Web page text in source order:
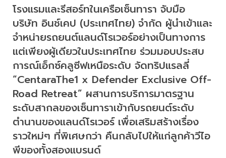
โรงแรมและรีสอร์ทในเครือเซ็นทารา จับมือ
บริษัท อินช์เคป (ประเทศไทย) จำกัด ผู้นำเข้าและ
จำหน่ายรถยนต์แลนด์โรเวอร์อย่างเป็นทางการ
แต่เพียงผู้เดียวในประเทศไทย ร่วมมอบประสบ
การณ์เอ็กซ์คลูซีฟเหนือระดับ จัดทริปแรลลี่
“CentaraThe1 x Defender Exclusive Off-
Road Retreat” ผสานการบริการมาตรฐาน
ระดับสากลของเซ็นทาราเข้ากับรถยนต์ระดับ
ตำนานของแลนด์โรเวอร์ เพื่อเสริมสร้างเรื่อง
ราวใหม่ๆ ที่พิเศษกว่า คืนกลับไปให้แก่ลูกค้าวีไอ
พีของทั้งสองแบรนด์